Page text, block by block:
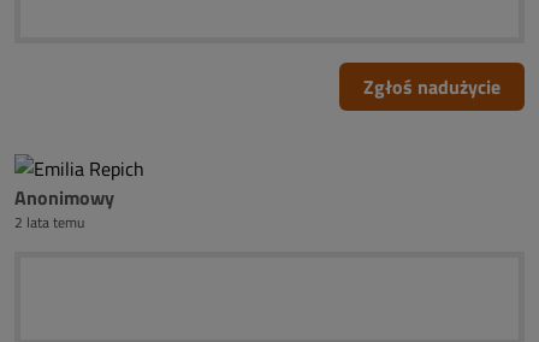
Zgłoś nadużycie
Anonimowy
2 lata temu